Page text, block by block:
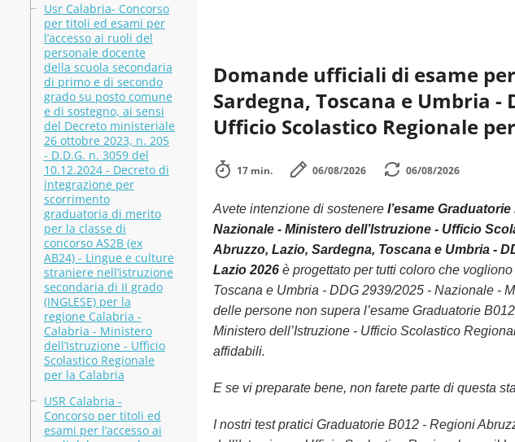
Usr Calabria- Concorso
per titoli ed esami per
l’accesso ai ruoli del
personale docente
della scuola secondaria
di primo e di secondo
grado su posto comune
e di sostegno, ai sensi
del Decreto ministeriale
26 ottobre 2023, n. 205
- D.D.G. n. 3059 del
10.12.2024 - Decreto di
integrazione per
scorrimento
graduatoria di merito
per la classe di
concorso AS2B (ex
AB24) - Lingue e culture
straniere nell’istruzione
secondaria di II grado
(INGLESE) per la
regione Calabria -
Calabria - Ministero
dell’Istruzione - Ufficio
Scolastico Regionale
per la Calabria
USR Calabria -
Concorso per titoli ed
esami per l’accesso ai
Domande ufficiali di esame
Sardegna, Toscana e Umbria -
Ufficio Scolastico Regionale
17 min. 06/08/2026 06/08/2026
Avete intenzione di sostenere l’esame
Nazionale - Ministero dell’Istruzione - Ufficio
Abruzzo, Lazio, Sardegna, Toscana e Umbria -
Lazio 2026è progettato per tutti coloro che
Toscana e Umbria - DDG 2939/2025 - Nazionale -
delle persone non supera l’esame Graduatorie
Ministero dell’Istruzione - Ufficio Scolastico
affidabili.
E se vi preparate bene, non farete parte di questa
I nostri test pratici Graduatorie B012 - Regioni